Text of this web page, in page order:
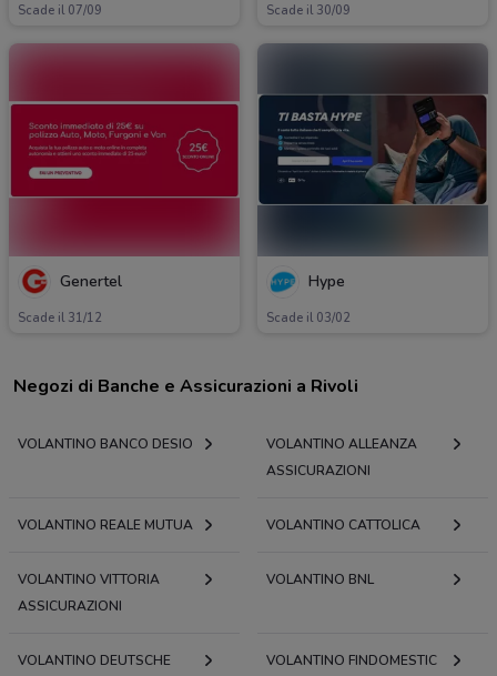
Scade il 07/09 Scade il 30/09
Genertel
Scade il 31/12
Hype
Scade il 03/02
Negozi di Banche e Assicurazioni a Rivoli
VOLANTINO BANCO DESIO
VOLANTINO ALLEANZA
ASSICURAZIONI
VOLANTINO REALE MUTUA VOLANTINO CATTOLICA
VOLANTINO VITTORIA
ASSICURAZIONI
VOLANTINO BNL
VOLANTINO DEUTSCHE
VOLANTINO FINDOMESTIC